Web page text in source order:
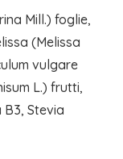
Mill.) foglie,
(Melissa
vulgare
L.) frutti,
Stevia